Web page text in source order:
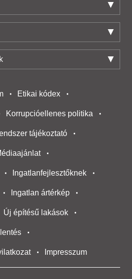
Etikai kódex
Korrupcióellenes politika
tájékoztató
Ingatlanfejlesztőknek
Ingatlan ártérkép
Új építésű lakások
Impresszum